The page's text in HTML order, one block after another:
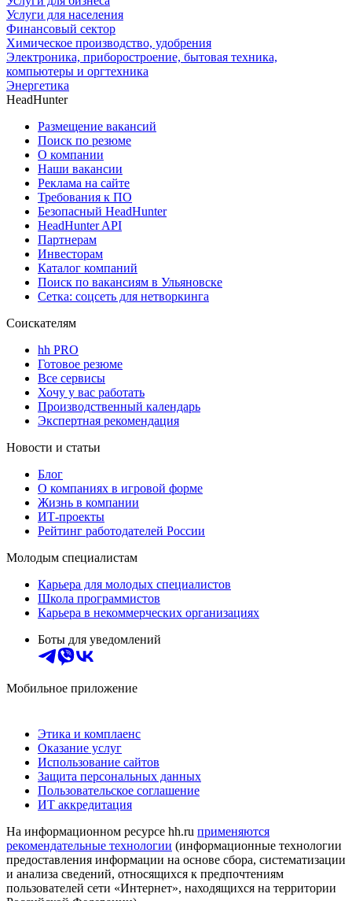
Услуги для населения
Финансовый сектор
Химическое производство, удобрения
Электроника, приборостроение, бытовая техника,
компьютеры и оргтехника
Энергетика
HeadHunter
Размещение вакансий
Поиск по резюме
О компании
Наши вакансии
Реклама на сайте
Требования к ПО
Безопасный HeadHunter
HeadHunter API
Партнерам
Инвесторам
Каталог компаний
Поиск по вакансиям в Ульяновске
Сетка: соцсеть для нетворкинга
Соискателям
hh PRO
Готовое резюме
Все сервисы
Хочу у вас работать
Производственный календарь
Экспертная рекомендация
Новости и статьи
Блог
О компаниях в игровой форме
Жизнь в компании
ИТ-проекты
Рейтинг работодателей России
Молодым специалистам
Карьера для молодых специалистов
Школа программистов
Карьера в некоммерческих организациях
Боты для уведомлений
Мобильное приложение
Этика и комплаенс
Оказание услуг
Использование сайтов
Защита персональных данных
Пользовательское соглашение
ИТ аккредитация
На информационном ресурсе hh.ru применяются
рекомендательные технологии (информационные технологии
предоставления информации на основе сбора, систематизации
и анализа сведений, относящихся к предпочтениям
пользователей сети «Интернет», находящихся на территории